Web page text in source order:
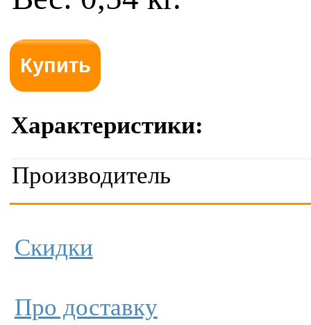
Характеристики:
Производитель
Скидки
Про доставку